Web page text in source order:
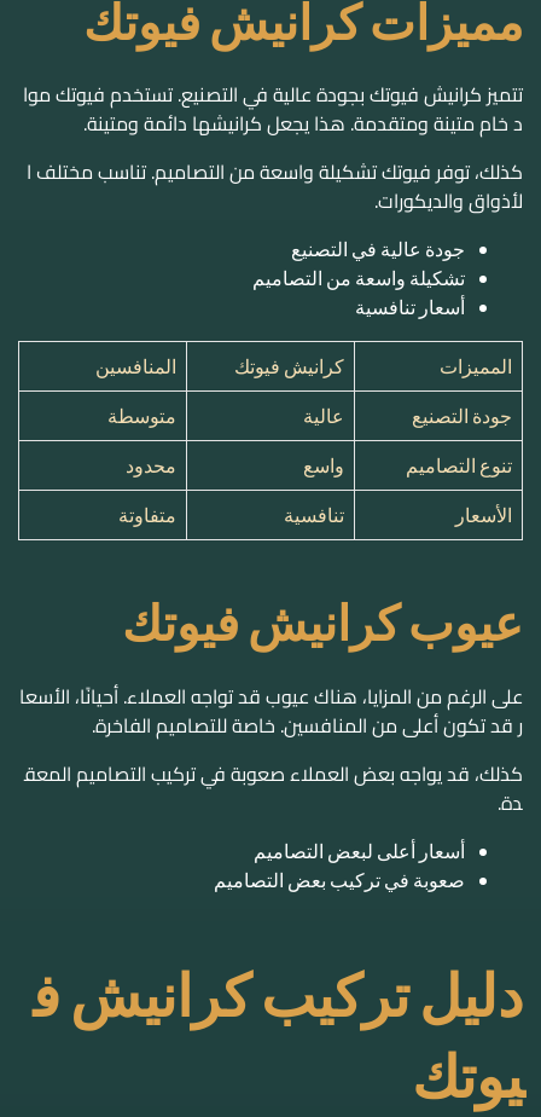
كذلك، توفر فيوتك تشكيلة واسعة من التصاميم. تناسب مختلف ا
لأذواق والديكورات.
جودة عالية في التصنيع
تشكيلة واسعة من التصاميم
المميزات
جودة التصنيع
عالية
تنوع التصاميم
الأسعار
تنافسية متفاوتة
عيوب كرانيش فيوتك
على الرغم من المزايا، هناك عيوب قد تواجه العملاء. أحيانًا، الأسعا
كذلك، قد يواجه بعض العملاء صعوبة في تركيب التصاميم المعق
دة.
أسعار أعلى لبعض التصاميم
صعوبة في تركيب بعض التصاميم
دليل تركيب كرانيش ف